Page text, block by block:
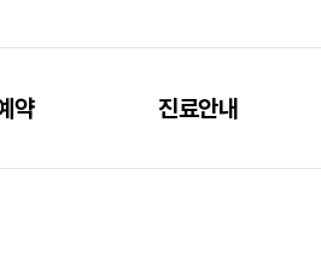
약 진료안내